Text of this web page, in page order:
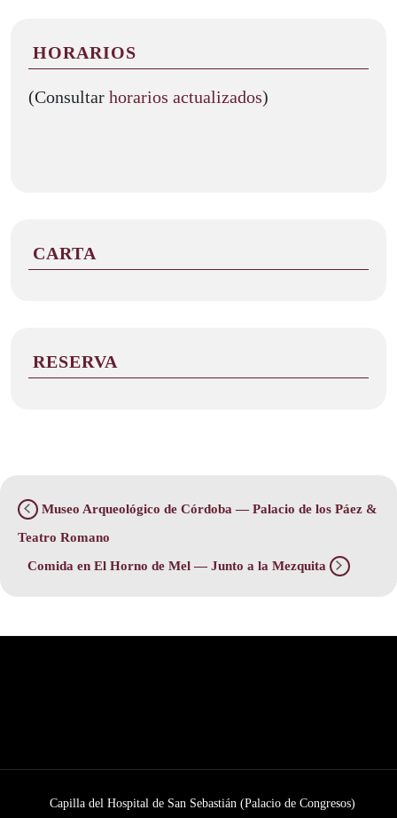
HORARIOS
(Consultar horarios actualizados)
CARTA
RESERVA
Museo Arqueológico de Córdoba — Palacio de los Páez &
Teatro Romano
Comida en El Horno de Mel — Junto a la Mezquita
Capilla del Hospital de San Sebastián (Palacio de Congresos)